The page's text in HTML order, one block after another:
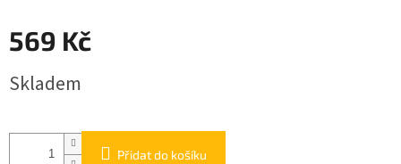
569 Kč
cena:
Skladem
Přidat do košíku